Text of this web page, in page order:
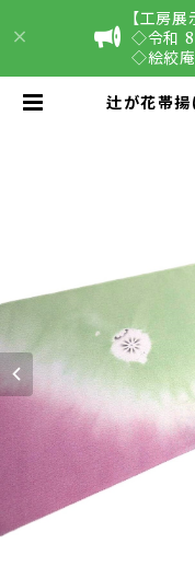
【工房展
◇令和
◇絵絞庵
辻が花帯